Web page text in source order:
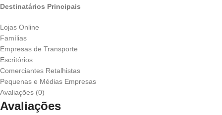
Destinatários Principais
Lojas Online
Famílias
Empresas de Transporte
Escritórios
Comerciantes Retalhistas
Pequenas e Médias Empresas
Avaliações (0)
Avaliações